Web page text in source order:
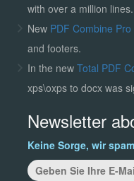
with over a million lines.
New PDF Combine Pro
and footers.
In the new Total PDF
xps\oxps to docx was
Newsletter
Keine Sorge, wir